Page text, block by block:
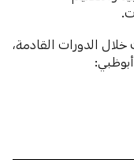
الدورات القادمة،